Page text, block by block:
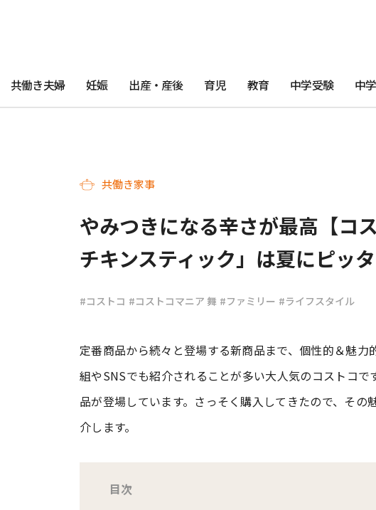
#渡邊大地の令和的ワーパパ道
共働き夫婦 妊娠 出産・産後 育児 教育 中学受験 中
共働き家事
やみつきになる辛さが最高【コ
チキンスティック」は夏にピッ
#コストコ #コストコマニア 舞 #ファミリー #ライフスタイル
定番商品から続々と登場する新商品まで、個性的＆魅
組やSNSでも紹介されることが多い大人気のコストコ
品が登場しています。さっそく購入してきたので、そ
介します。
目次